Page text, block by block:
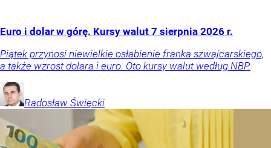
Euro i dolar w górę. Kursy walut 7 sierpnia 2026 r.
Piątek przynosi niewielkie osłabienie franka szwajcarskiego,
a także wzrost dolara i euro. Oto kursy walut według NBP.
Radosław Święcki